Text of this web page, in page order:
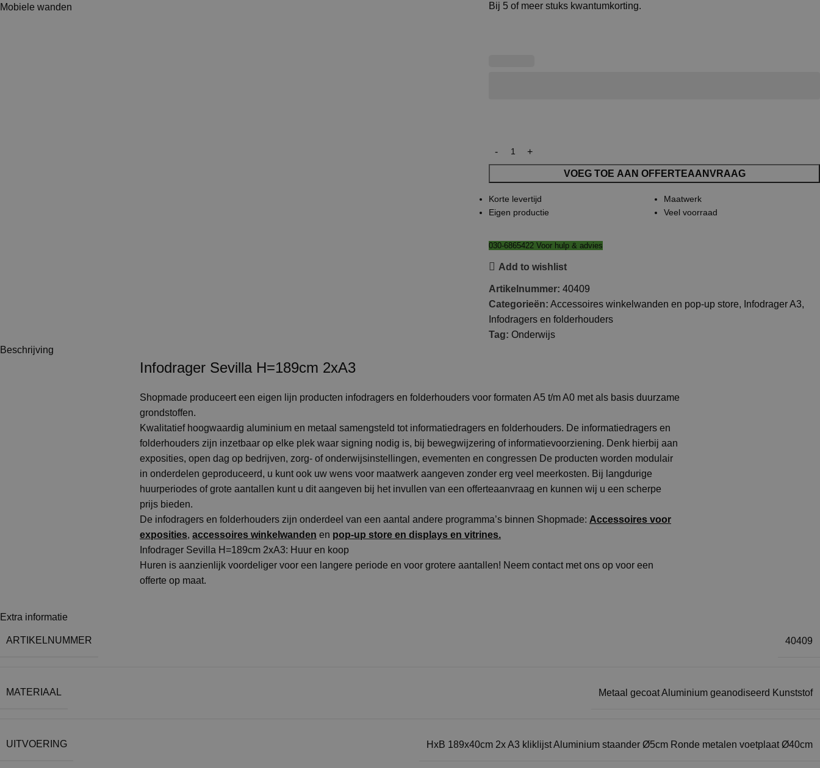
Mobiele wanden
Bij 5 of meer stuks kwantumkorting.
VOEG TOE AAN OFFERTEAANVRAAG
Korte levertijd
Eigen productie
Maatwerk
Veel voorraad
030-6865422 Voor hulp & advies
Add to wishlist
Artikelnummer:40409
Categorieën: Accessoires winkelwanden en pop-up store, Infodrager A3,
Infodragers en folderhouders
Tag: Onderwijs
Beschrijving
Infodrager Sevilla H=189cm 2xA3
Shopmade produceert een eigen lijn producten infodragers en folderhouders voor formaten A5 t/m A0 met als basis duurzame
grondstoffen.
Kwalitatief hoogwaardig aluminium en metaal samengsteld tot informatiedragers en folderhouders. De informatiedragers en
folderhouders zijn inzetbaar op elke plek waar signing nodig is, bij bewegwijzering of informatievoorziening. Denk hierbij aan
exposities, open dag op bedrijven, zorg- of onderwijsinstellingen, evementen en congressen De producten worden modulair
in onderdelen geproduceerd, u kunt ook uw wens voor maatwerk aangeven zonder erg veel meerkosten. Bij langdurige
huurperiodes of grote aantallen kunt u dit aangeven bij het invullen van een offerteaanvraag en kunnen wij u een scherpe
prijs bieden.
De infodragers en folderhouders zijn onderdeel van een aantal andere programma’s binnen Shopmade: Accessoires voor
exposities, accessoires winkelwanden en pop-up store en displays en vitrines.
Infodrager Sevilla H=189cm 2xA3: Huur en koop
Huren is aanzienlijk voordeliger voor een langere periode en voor grotere aantallen! Neem contact met ons op voor een
offerte op maat.
Extra informatie
ARTIKELNUMMER 40409
MATERIAAL Metaal gecoat Aluminium geanodiseerd Kunststof
UITVOERING HxB 189x40cm 2x A3 kliklijst Aluminium staander Ø5cm Ronde metalen voetplaat Ø40cm